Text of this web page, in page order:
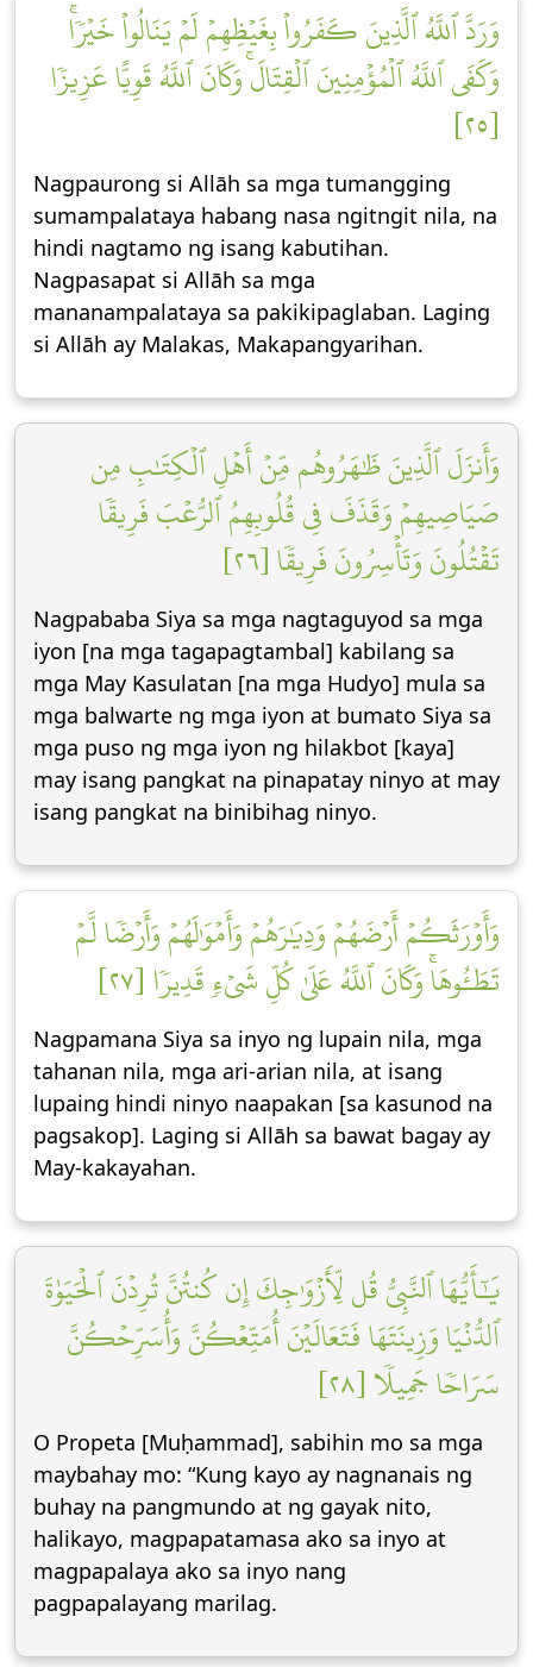
وَرَدَّ ٱللَّهُ ٱلَّذِينَ كَفَرُواْ بِغَيۡظِهِمۡ لَمۡ يَنَالُواْ خَيۡرٗاۚ
وَكَفَى ٱللَّهُ ٱلۡمُؤۡمِنِينَ ٱلۡقِتَالَۚ وَكَانَ ٱللَّهُ قَوِيًّا عَزِيزٗا
[٢٥]
Nagpaurong si Allāh sa mga tumangging
sumampalataya habang nasa ngitngit nila, na
hindi nagtamo ng isang kabutihan.
Nagpasapat si Allāh sa mga
mananampalataya sa pakikipaglaban. Laging
si Allāh ay Malakas, Makapangyarihan.
وَأَنزَلَ ٱلَّذِينَ ظَٰهَرُوهُم مِّنۡ أَهۡلِ ٱلۡكِتَٰبِ مِن
صَيَاصِيهِمۡ وَقَذَفَ فِي قُلُوبِهِمُ ٱلرُّعۡبَ فَرِيقٗا
تَقۡتُلُونَ وَتَأۡسِرُونَ فَرِيقٗا [٢٦]
Nagpababa Siya sa mga nagtaguyod sa mga
iyon [na mga tagapagtambal] kabilang sa
mga May Kasulatan [na mga Hudyo] mula sa
mga balwarte ng mga iyon at bumato Siya sa
mga puso ng mga iyon ng hilakbot [kaya]
may isang pangkat na pinapatay ninyo at may
isang pangkat na binibihag ninyo.
وَأَوۡرَثَكُمۡ أَرۡضَهُمۡ وَدِيَٰرَهُمۡ وَأَمۡوَٰلَهُمۡ وَأَرۡضٗا لَّمۡ
تَطَـُٔوهَاۚ وَكَانَ ٱللَّهُ عَلَىٰ كُلِّ شَيۡءٖ قَدِيرٗا [٢٧]
Nagpamana Siya sa inyo ng lupain nila, mga
tahanan nila, mga ari-arian nila, at isang
lupaing hindi ninyo naapakan [sa kasunod na
pagsakop]. Laging si Allāh sa bawat bagay ay
May-kakayahan.
يَٰٓأَيُّهَا ٱلنَّبِيُّ قُل لِّأَزۡوَٰجِكَ إِن كُنتُنَّ تُرِدۡنَ ٱلۡحَيَوٰةَ
ٱلدُّنۡيَا وَزِينَتَهَا فَتَعَالَيۡنَ أُمَتِّعۡكُنَّ وَأُسَرِّحۡكُنَّ
سَرَاحٗا جَمِيلٗا [٢٨]
O Propeta [Muḥammad], sabihin mo sa mga
maybahay mo: “Kung kayo ay nagnanais ng
buhay na pangmundo at ng gayak nito,
halikayo, magpapatamasa ako sa inyo at
magpapalaya ako sa inyo nang
pagpapalayang marilag.